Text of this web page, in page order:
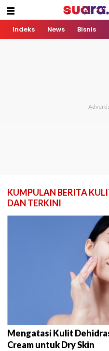
Indeks News Bisnis
KUMPULAN BERITA
DAN TERKINI
Mengatasi Kulit
Cream untuk Dry Skin